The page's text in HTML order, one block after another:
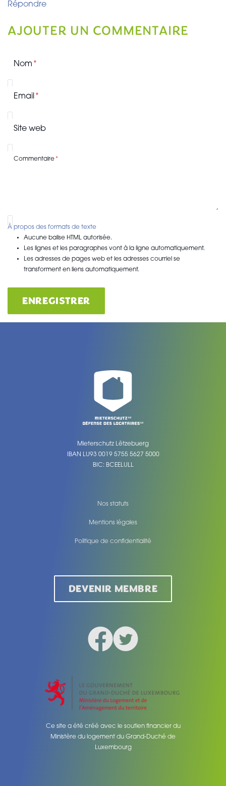
Répondre
AJOUTER UN COMMENTAIRE
Nom
Email
Site web
Commentaire
À propos des formats de texte
Aucune balise HTML autorisée.
Les lignes et les paragraphes vont à la ligne automatiquement.
Les adresses de pages web et les adresses courriel se
transforment en liens automatiquement.
ENREGISTRER
Mieterschutz Lëtzebuerg
IBAN LU93 0019 5755 5627 5000
BIC: BCEELULL
Nos statuts
Mentions légales
Politique de confidentialité
DEVENIR MEMBRE
Ce site a été créé avec le soutien financier du
Ministère du logement du Grand-Duché de
Luxembourg